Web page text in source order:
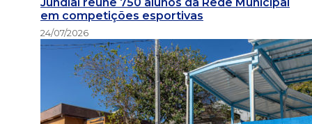
em competições esportivas
24/07/2026